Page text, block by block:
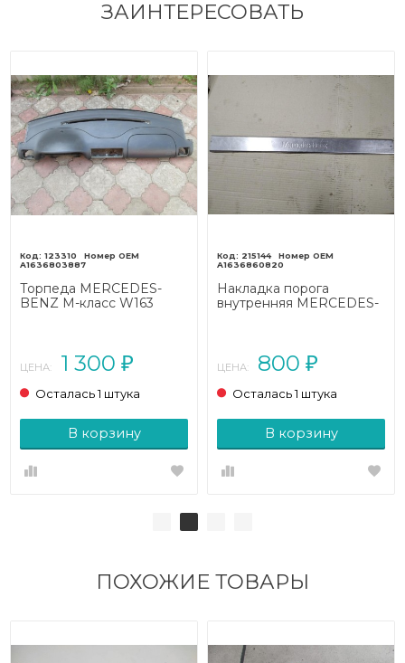
ЗАИНТЕРЕСОВАТЬ
123310
A1636803887
Торпеда MERCEDES-
BENZ M-класс W163
ЦЕНА: 1 300 ₽
Осталась 1 штука
В корзину
215144
A1636860820
Накладка порога
внутренняя MERCEDES-
ЦЕНА: 800 ₽
Осталась 1 штука
В корзину
ПОХОЖИЕ ТОВАРЫ